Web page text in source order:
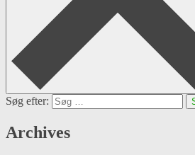
Søg efter:
Archives